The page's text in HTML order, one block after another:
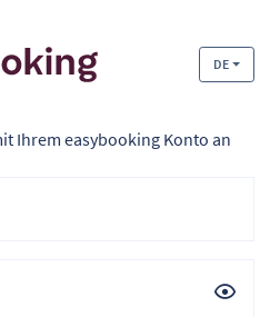
DE
Ihrem easybooking Konto an